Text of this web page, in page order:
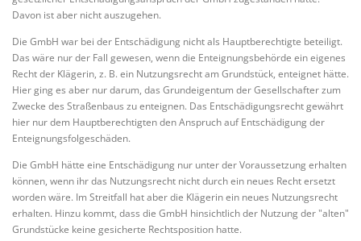
Davon ist aber nicht auszugehen.
Die GmbH war bei der Entschädigung nicht als Hauptberechtigte beteiligt.
Das wäre nur der Fall gewesen, wenn die Enteignungsbehörde ein eigenes
Recht der Klägerin, z. B. ein Nutzungsrecht am Grundstück, enteignet hätte.
Hier ging es aber nur darum, das Grundeigentum der Gesellschafter zum
Zwecke des Straßenbaus zu enteignen. Das Entschädigungsrecht gewährt
hier nur dem Hauptberechtigten den Anspruch auf Entschädigung der
Enteignungsfolgeschäden.
Die GmbH hätte eine Entschädigung nur unter der Voraussetzung erhalten
können, wenn ihr das Nutzungsrecht nicht durch ein neues Recht ersetzt
worden wäre. Im Streitfall hat aber die Klägerin ein neues Nutzungsrecht
erhalten. Hinzu kommt, dass die GmbH hinsichtlich der Nutzung der "alten"
Grundstücke keine gesicherte Rechtsposition hatte.